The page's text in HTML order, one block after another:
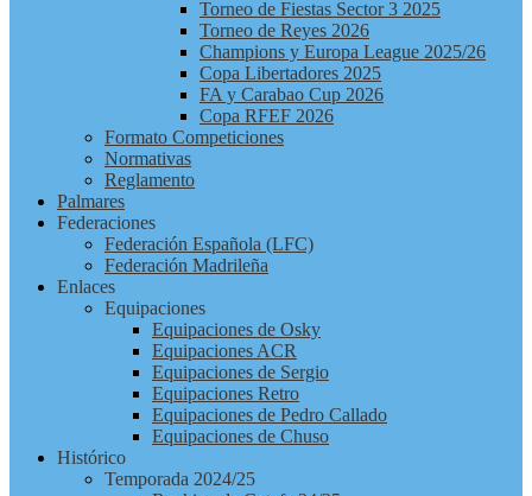
Torneo de Fiestas Sector 3 2025
Torneo de Reyes 2026
Champions y Europa League 2025/26
Copa Libertadores 2025
FA y Carabao Cup 2026
Copa RFEF 2026
Formato Competiciones
Normativas
Reglamento
Palmares
Federaciones
Federación Española (LFC)
Federación Madrileña
Enlaces
Equipaciones
Equipaciones de Osky
Equipaciones ACR
Equipaciones de Sergio
Equipaciones Retro
Equipaciones de Pedro Callado
Equipaciones de Chuso
Histórico
Temporada 2024/25